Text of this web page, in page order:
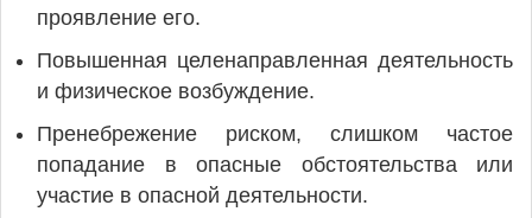
проявление его.
Повышенная целенаправленная деятельность
и физическое возбуждение.
Пренебрежение риском, слишком частое
попадание в опасные обстоятельства или
участие в опасной деятельности.